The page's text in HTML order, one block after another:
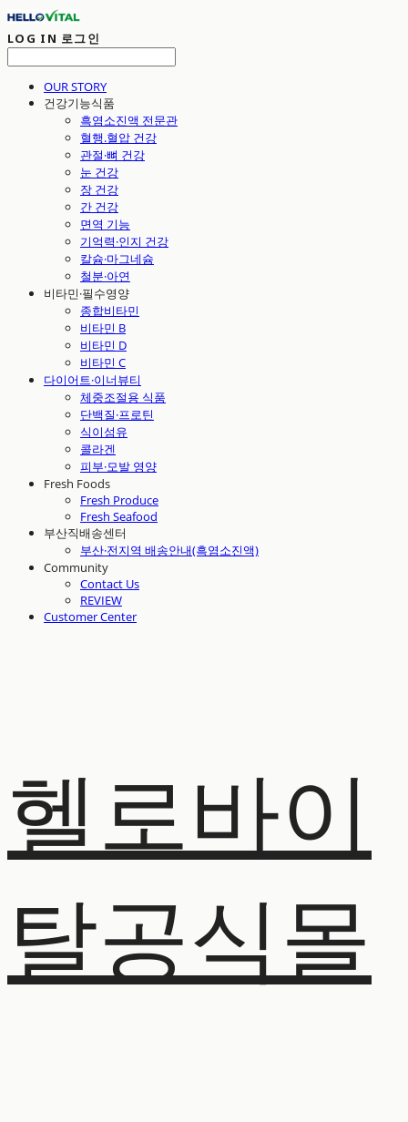
LOG IN 로그인
OUR STORY
건강기능식품
흑염소진액 전문관
혈행.혈압 건강
관절·뼈 건강
눈 건강
장 건강
간 건강
면역 기능
기억력·인지 건강
칼슘·마그네슘
철분·아연
비타민·필수영양
종합비타민
비타민 B
비타민 D
비타민 C
다이어트·이너뷰티
체중조절용 식품
단백질·프로틴
식이섬유
콜라겐
피부·모발 영양
Fresh Foods
Fresh Produce
Fresh Seafood
부산직배송센터
부산·전지역 배송안내(흑염소진액)
Community
Contact Us
REVIEW
Customer Center
헬로바이
탈공식몰